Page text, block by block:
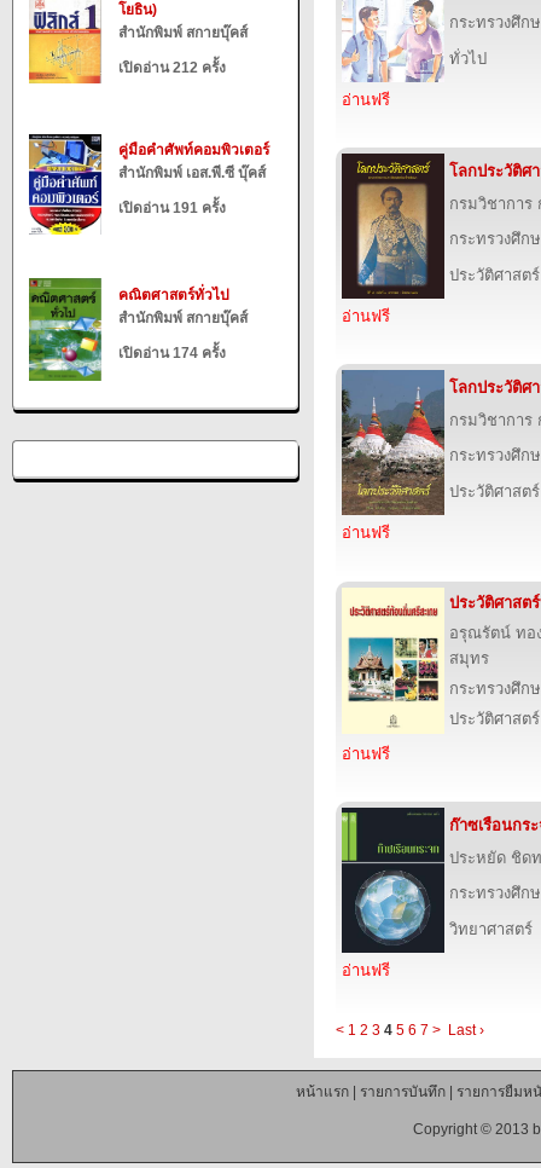
โยธิน)
สำนักพิมพ์ สกายบุ๊คส์
เปิดอ่าน 212 ครั้ง
คู่มือคำศัพท์คอมพิวเตอร์
สำนักพิมพ์ เอส.พี.ซี บุ๊คส์
เปิดอ่าน 191 ครั้ง
คณิตศาสตร์ทั่วไป
สำนักพิมพ์ สกายบุ๊คส์
เปิดอ่าน 174 ครั้ง
กระทรวงศึก
ทั่วไป
อ่านฟรี
โลกประวัติศ
กรมวิชาการ
กระทรวงศึก
ประวัติศาสต
อ่านฟรี
โลกประวัติศ
กรมวิชาการ
กระทรวงศึก
ประวัติศาสต
อ่านฟรี
ประวัติศาสต
อรุณรัตน์ ทอ
สมุทร
กระทรวงศึก
ประวัติศาสต
อ่านฟรี
ก๊าซเรือนกร
ประหยัด ชิด
กระทรวงศึก
วิทยาศาสตร์
อ่านฟรี
< 1 2 3 4 5 6 7 > Last ›
หน้าแรก| รายการบันทึก| รายการยืมห
Copyright © 2013